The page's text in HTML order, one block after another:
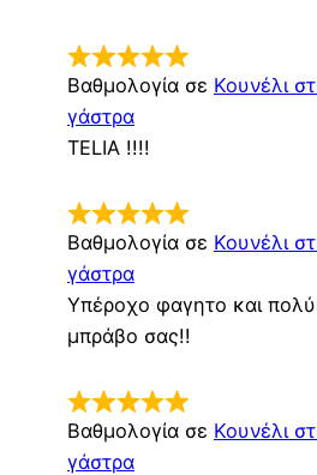
Βαθμολογία σε Κουνέλι
γάστρα
TELIA !!!!
Βαθμολογία σε Κουνέλι
γάστρα
Υπέροχο φαγητο και
μπράβο σας!!
Βαθμολογία σε Κουνέλι
γάστρα